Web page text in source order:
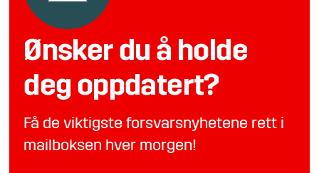
Ønsker du å holde
deg oppdatert?
Få de viktigste forsvarsnyhetene rett i
mailboksen hver morgen!